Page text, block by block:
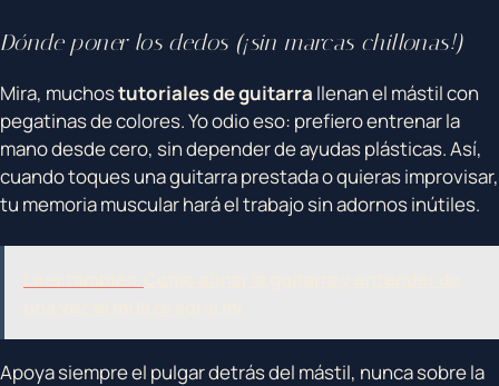
Dónde poner los dedos (¡sin marcas chillonas!)
Mira, muchostutoriales de guitarra llenan el mástil con
pegatinas de colores. Yo odio eso: prefiero entrenar la
mano desde cero, sin depender de ayudas plásticas. Así,
cuando toques una guitarra prestada o quieras improvisar,
tu memoria muscular hará el trabajo sin adornos inútiles.
Apoya siempre el pulgar detrás del mástil, nunca sobre la